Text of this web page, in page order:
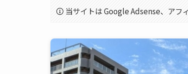
当サイトは Google Adsense、アフ